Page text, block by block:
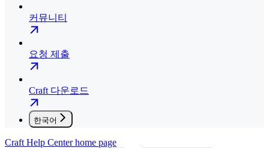
커뮤니티
요청 제출
Craft 다운로드
한국어
Craft Help Centerhome page